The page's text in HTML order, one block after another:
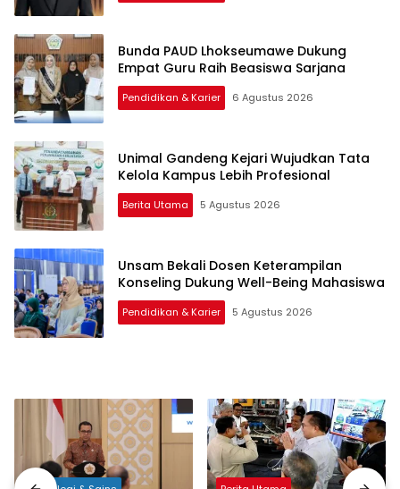
Bunda PAUD Lhokseumawe Dukung
Empat Guru Raih Beasiswa Sarjana
Pendidikan & Karier 6 Agustus 2026
Unimal Gandeng Kejari Wujudkan Tata
Kelola Kampus Lebih Profesional
Berita Utama 5 Agustus 2026
Unsam Bekali Dosen Keterampilan
Konseling Dukung Well-Being Mahasiswa
Pendidikan & Karier 5 Agustus 2026